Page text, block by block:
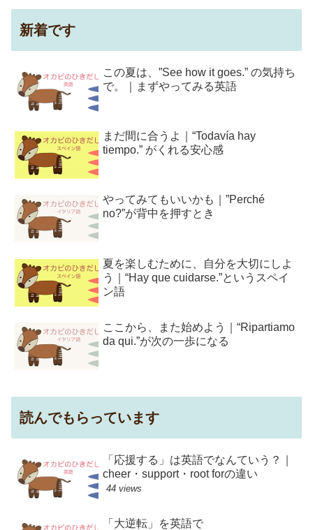
新着です
この夏は、”See how it goes.” の気持ち
で。｜まずやってみる英語
まだ間に合うよ｜“Todavía hay
tiempo.” がくれる安心感
やってみてもいいかも｜”Perché
no?”が背中を押すとき
夏を楽しむために、自分を大切にしよ
う｜“Hay que cuidarse.”というスペイ
ン語
ここから、また始めよう｜“Ripartiamo
da qui.”が次の一歩になる
読んでもらっています
「応援する」は英語でなんていう？｜
cheer・support・root forの違い
44 views
「大逆転」を英語で